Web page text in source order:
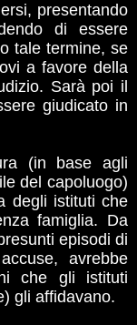
presentando
di essere
tale termine, se
a favore della
Sarà poi il
giudicato in
(in base agli
del capoluogo)
degli istituti che
famiglia. Da
episodi di
avrebbe
che gli istituti
gli affidavano.